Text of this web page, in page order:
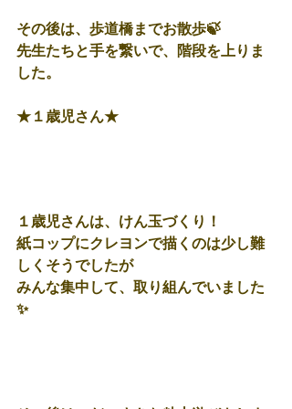
その後は、歩道橋までお散歩🍃
先生たちと手を繋いで、階段を上りま
した。
★１歳児さん★
１歳児さんは、けん玉づくり！
紙コップにクレヨンで描くのは少し難
しくそうでしたが
みんな集中して、取り組んでいました
✨